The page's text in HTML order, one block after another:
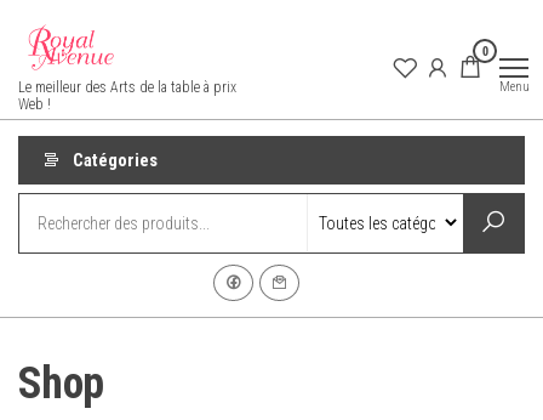
contenu
Royal Avenue
Le meilleur des Arts de la table à prix
Web !
0
Menu
Catégories
Shop